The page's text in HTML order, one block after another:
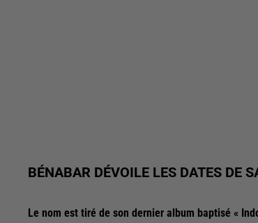
BÉNABAR DÉVOILE LES DATES DE
Le nom est tiré de son dernier album baptisé «